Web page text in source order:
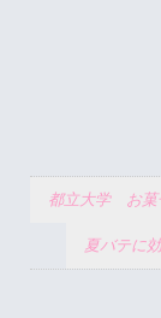
都立大学 お
夏バテに